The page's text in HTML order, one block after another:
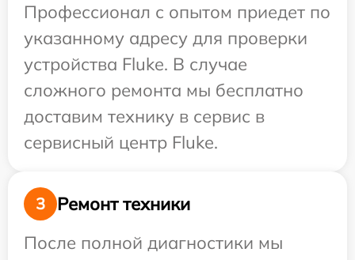
Профессионал с опытом приедет по
указанному адресу для проверки
устройства Fluke. В случае
сложного ремонта мы бесплатно
доставим технику в сервис в
сервисный центр Fluke.
3
Ремонт техники
После полной диагностики мы